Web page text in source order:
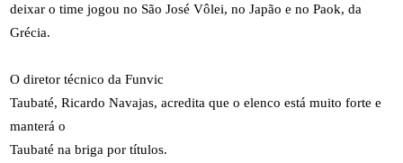
deixar o time jogou no São José Vôlei, no Japão e no Paok, da
Grécia.
O diretor técnico da Funvic
Taubaté, Ricardo Navajas, acredita que o elenco está muito forte e
manterá o
Taubaté na briga por títulos.